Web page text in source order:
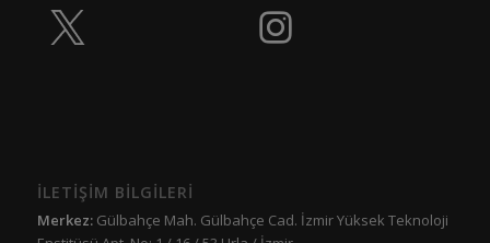
İLETİŞİM BİLGİLERİ
Merkez:Gülbahçe Mah. Gülbahçe Cad. İzmir Yüksek Teknoloji